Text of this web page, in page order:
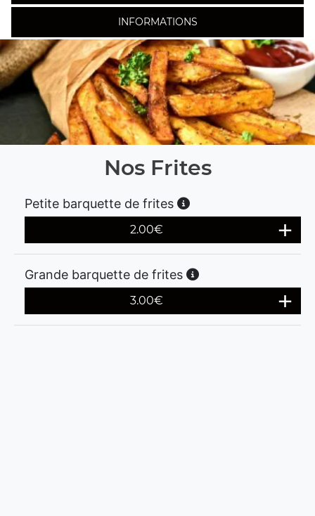
INFORMATIONS
Nos Frites
Petite barquette de frites
2.00€
Grande barquette de frites
3.00€